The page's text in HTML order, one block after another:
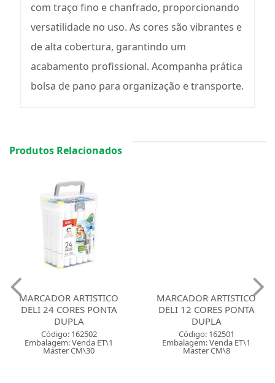
com traço fino e chanfrado, proporcionando
versatilidade no uso. As cores são vibrantes e
de alta cobertura, garantindo um
acabamento profissional. Acompanha prática
bolsa de pano para organização e transporte.
Produtos Relacionados
MARCADOR ARTISTICO
DELI 24 CORES PONTA
DUPLA
Código: 162502
Embalagem: Venda ET\1
Master CM\30
MARCADOR ARTISTICO
DELI 12 CORES PONTA
DUPLA
Código: 162501
Embalagem: Venda ET\1
Master CM\8